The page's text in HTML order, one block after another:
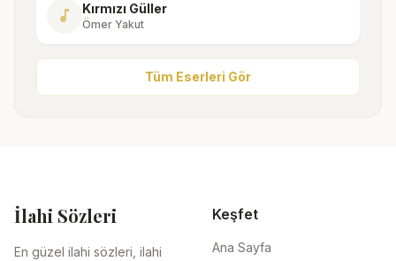
music_note Kırmızı Güller
Ömer Yakut
Tüm Eserleri Gör
İlahi Sözleri
En güzel ilahi sözleri, ilahi
Keşfet
Ana Sayfa